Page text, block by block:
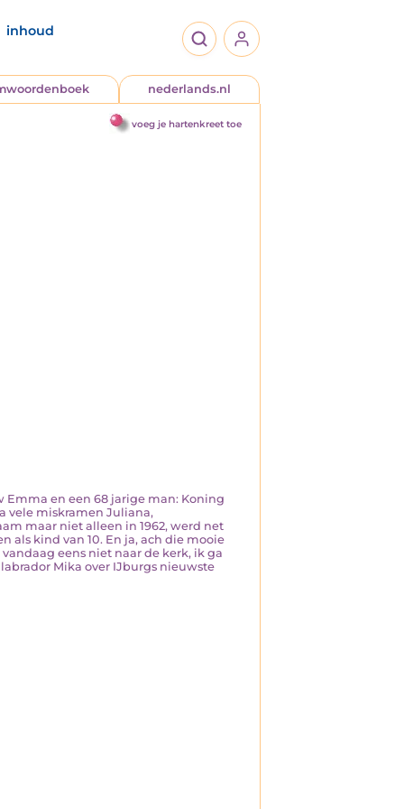
inhoud
nederlands.nl
voeg je hartenkreet toe
en een 68 jarige man: Koning
vele miskramen Juliana,
maar niet alleen in 1962, werd net
als kind van 10. En ja, ach die mooie
eens niet naar de kerk, ik ga
Mika over IJburgs nieuwste